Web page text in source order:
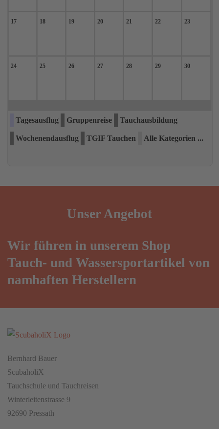
17 18 19 20 21 22 23
24 25 26 27 28 29 30
Tagesausflug Gruppenreise Tauchausbildung
Wochenendausflug TGIF Tauchen Alle Kategorien ...
Unser Angebot
Wir führen in unserem Shop
Tauch- und Wassersportartikel von
namhaften Herstellern
Bernhard Bauer
ScubaholiX
Tauchschule und Tauchreisen
Winterleitenstrasse 9
92690 Pressath